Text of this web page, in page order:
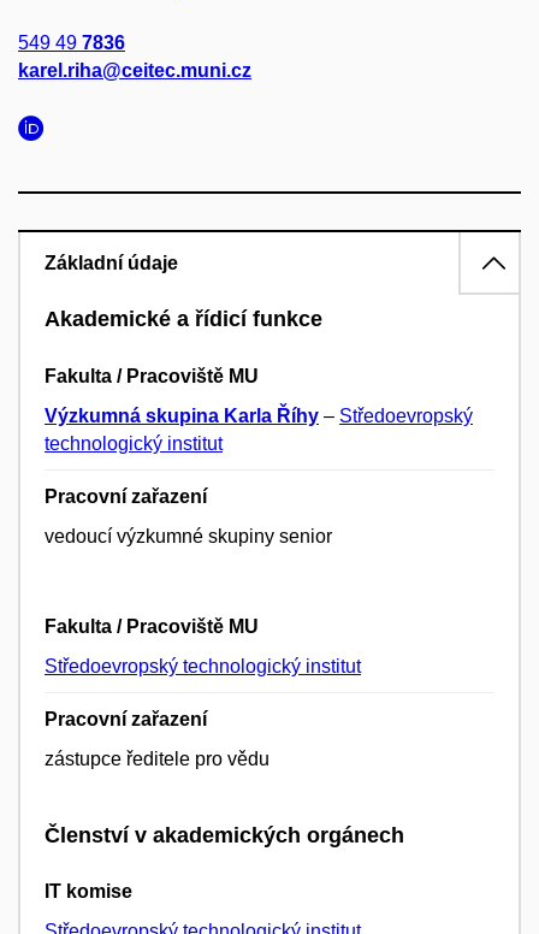
549 49 7836
karel.riha@ceitec.muni.cz
Základní údaje
Akademické a řídicí funkce
Fakulta / Pracoviště MU
Výzkumná skupina Karla Říhy – Středoevropský
technologický institut
Pracovní zařazení
vedoucí výzkumné skupiny senior
Fakulta / Pracoviště MU
Středoevropský technologický institut
Pracovní zařazení
zástupce ředitele pro vědu
Členství v akademických orgánech
IT komise